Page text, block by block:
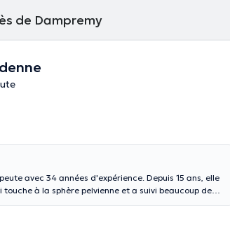
de Dampremy
avec 34 années d'expérience. Depuis 15 ans, elle